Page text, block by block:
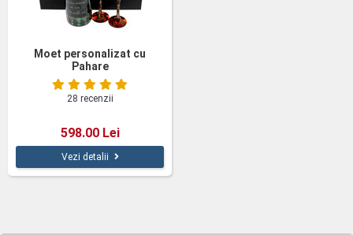
Moet personalizat cu
Pahare
28 recenzii
598.00 Lei
Vezi detalii